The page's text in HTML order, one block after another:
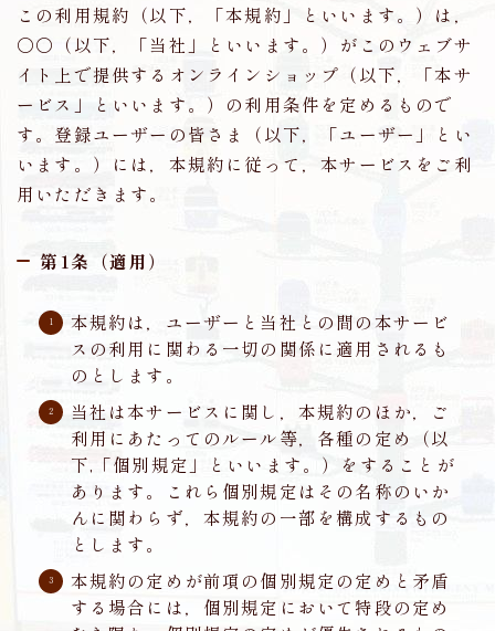
鉄道
うつ
犬
旅行
フェリー
備える
地震対策
詐欺
プロフィール
プライバシーポリシー・免責事項
お問い合わせ
この利用規約（以下，「本規約」といいます。）は，
〇〇（以下，「当社」といいます。）がこのウェブサ
イト上で提供するオンラインショップ（以下，「本サ
ービス」といいます。）の利用条件を定めるもので
す。登録ユーザーの皆さま（以下，「ユーザー」とい
います。）には，本規約に従って，本サービスをご利
用いただきます。
第1条（適用）
本規約は，ユーザーと当社との間の本サービ
スの利用に関わる一切の関係に適用されるも
のとします。
当社は本サービスに関し，本規約のほか，ご
利用にあたってのルール等，各種の定め（以
下,「個別規定」といいます。）をすることが
あります。これら個別規定はその名称のいか
んに関わらず，本規約の一部を構成するもの
とします。
本規約の定めが前項の個別規定の定めと矛盾
する場合には，個別規定において特段の定め